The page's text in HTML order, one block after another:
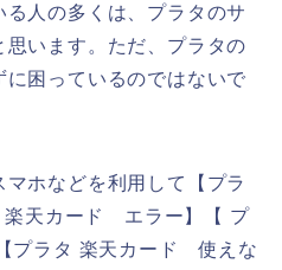
人の多くは、プラタのサ
います。ただ、プラタの
困っているのではないで
ホなどを利用して【プラ
楽天カード エラー】【 プ
プラタ 楽天カード 使えな